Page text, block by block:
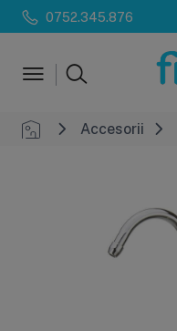
0752.345.876
Accesorii